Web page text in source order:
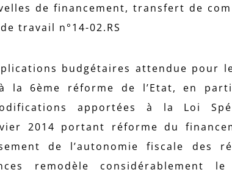
de financement, transfert de
travail n°14-02.RS
budgétaires attendue pour
la 6ème réforme de l’Etat, en
apportées à la Loi
2014 portant réforme du
de l’autonomie fiscale des
remodèle considérablement le